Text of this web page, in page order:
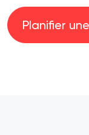
Planifier